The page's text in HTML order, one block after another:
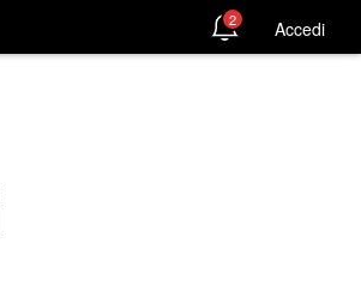
2 Accedi